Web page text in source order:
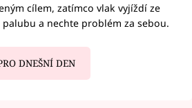
cílem, zatímco vlak vyjíždí ze
a nechte problém za sebou.
DNEŠNÍ DEN